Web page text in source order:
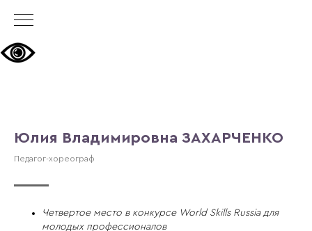
Юлия Владимировна ЗАХАРЧЕНКО
Педагог-хореограф
Четвертое место в конкурсе World Skills Russia для
молодых профессионалов